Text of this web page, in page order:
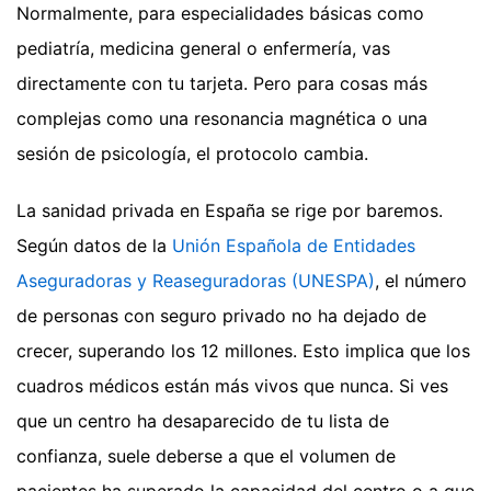
Normalmente, para especialidades básicas como
pediatría, medicina general o enfermería, vas
directamente con tu tarjeta. Pero para cosas más
complejas como una resonancia magnética o una
sesión de psicología, el protocolo cambia.
La sanidad privada en España se rige por baremos.
Según datos de la Unión Española de Entidades
Aseguradoras y Reaseguradoras (UNESPA), el número
de personas con seguro privado no ha dejado de
crecer, superando los 12 millones. Esto implica que los
cuadros médicos están más vivos que nunca. Si ves
que un centro ha desaparecido de tu lista de
confianza, suele deberse a que el volumen de